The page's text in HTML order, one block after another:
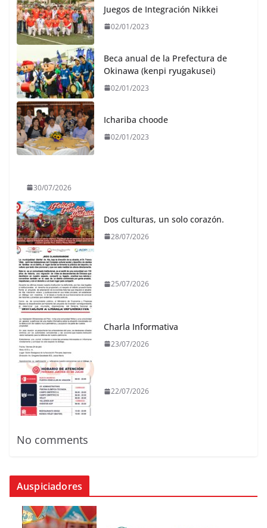
Juegos de Integración Nikkei
02/01/2023
Beca anual de la Prefectura de
Okinawa (kenpi ryugakusei)
02/01/2023
Ichariba choode
02/01/2023
30/07/2026
Dos culturas, un solo corazón.
28/07/2026
25/07/2026
Charla Informativa
23/07/2026
22/07/2026
No comments
Auspiciadores